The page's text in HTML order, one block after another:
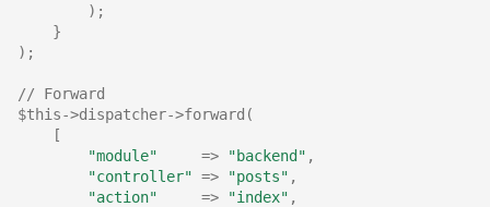
);
}
);
// Forward
$this->dispatcher->forward (
[
"module"
=> "backend" ,
"controller" => "posts" ,
"action"
=> "index" ,